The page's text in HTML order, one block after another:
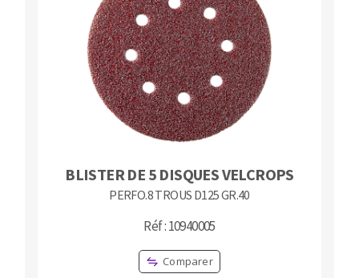
BLISTER DE 5 DISQUES VELCROPS
PERFO.8 TROUS D125 GR.40
Réf : 10940005
Comparer